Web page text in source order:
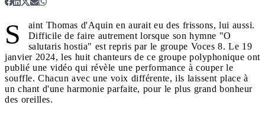
S
aint Thomas d'Aquin en aurait eu des frissons, lui aussi.
Difficile de faire autrement lorsque son hymne "O
salutaris hostia" est repris par le groupe Voces 8. Le 19
janvier 2024, les huit chanteurs de ce groupe polyphonique ont
publié une vidéo qui révèle une performance à couper le
souffle. Chacun avec une voix différente, ils laissent place à
un chant d'une harmonie parfaite, pour le plus grand bonheur
des oreilles.